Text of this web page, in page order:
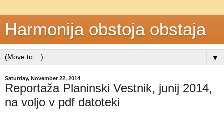
Harmonija obstoja obstaja
▼
Saturday, November 22, 2014
Reportaža Planinski Vestnik, junij 2014,
na voljo v pdf datoteki